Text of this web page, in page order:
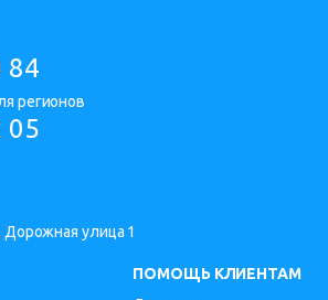
84
регионов
05
улица 1
ПОМОЩЬ КЛИЕНТАМ